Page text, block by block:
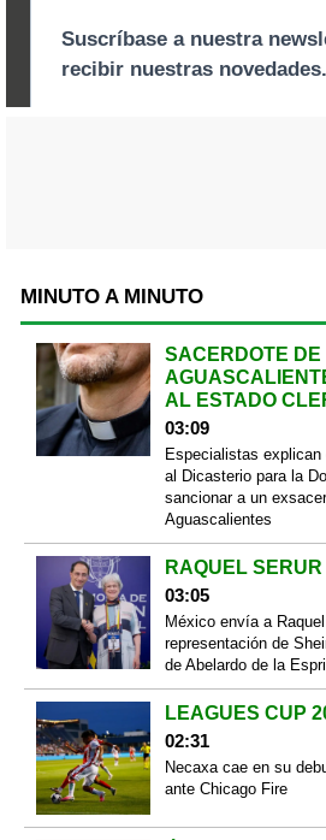
MINUTO A MINUTO
SACERDOTE DE
AL ESTADO
03:09
Especialistas
al Dicasterio para la
sancionar a un
Aguascalientes
RAQUEL
03:05
México envía a
representación de
de Abelardo de la
LEAGUES CUP
02:31
Necaxa cae en su
ante Chicago Fire